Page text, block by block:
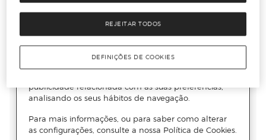
REJEITAR TODOS
DEFINIÇÕES DE COOKIES